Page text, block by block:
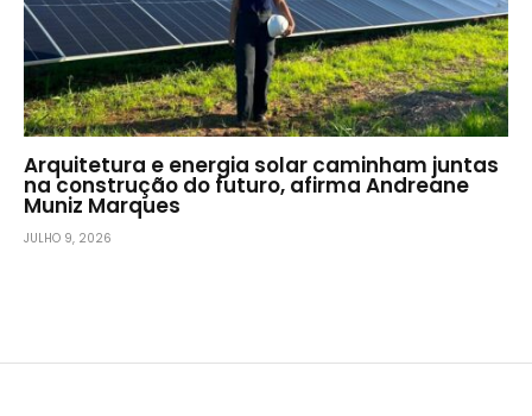
Arquitetura e energia solar caminham juntas
na construção do futuro, afirma Andreane
Muniz Marques
JULHO 9, 2026